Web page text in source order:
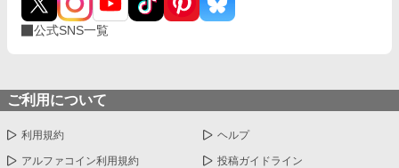
公式SNS一覧
ご利用について
利用規約 ヘルプ
アルファコイン利用規約 投稿ガイドライン